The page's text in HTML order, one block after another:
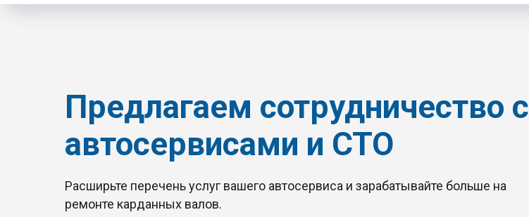
Предлагаем сотрудничество с
автосервисами и СТО
Расширьте перечень услуг вашего автосервиса и зарабатывайте больше на
ремонте карданных валов.